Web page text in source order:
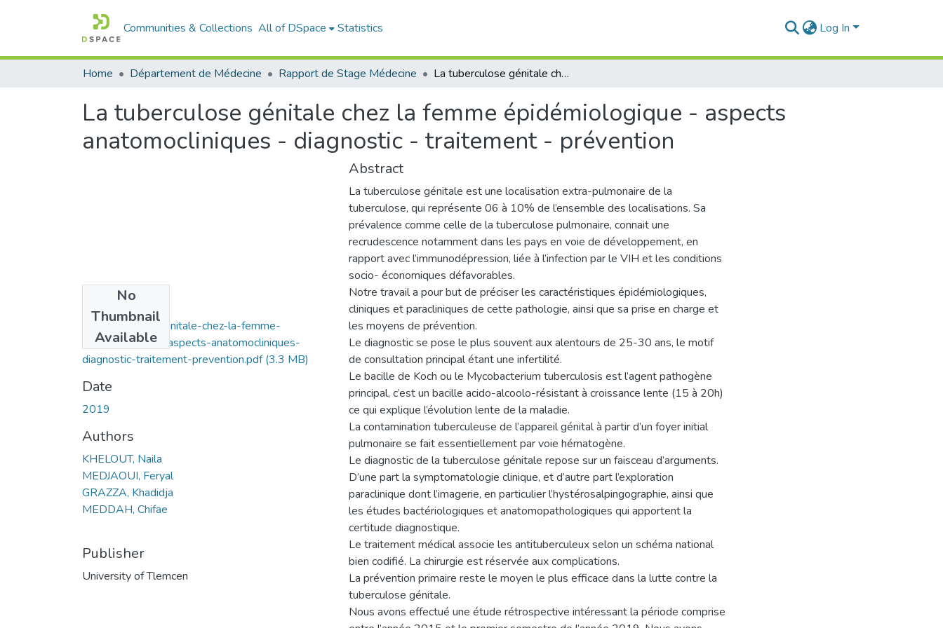
Communities & Collections All of DSpace Statistics Log In
Home Département de Médecine Rapport de Stage Médecine La tuberculose génitale chez la femme épidémiologique - aspects anatomocliniques - diagnostic - traitement - prévention
La tuberculose génitale chez la femme épidémiologique - aspects
anatomocliniques - diagnostic - traitement - prévention
No
Thumbnail
Available
la-tuberculose-genitale-chez-la-femme-
epidemiologique-aspects-anatomocliniques-
diagnostic-traitement-prevention.pdf(3.3 MB)
Date
2019
Authors
KHELOUT, Naila
MEDJAOUI, Feryal
GRAZZA, Khadidja
MEDDAH, Chifae
Publisher
University of Tlemcen
Abstract
La tuberculose génitale est une localisation extra-pulmonaire de la
tuberculose, qui représente 06 à 10% de l’ensemble des localisations. Sa
prévalence comme celle de la tuberculose pulmonaire, connait une
recrudescence notamment dans les pays en voie de développement, en
rapport avec l’immunodépression, liée à l’infection par le VIH et les conditions
socio- économiques défavorables.
Notre travail a pour but de préciser les caractéristiques épidémiologiques,
cliniques et paracliniques de cette pathologie, ainsi que sa prise en charge et
les moyens de prévention.
Le diagnostic se pose le plus souvent aux alentours de 25-30 ans, le motif
de consultation principal étant une infertilité.
Le bacille de Koch ou le Mycobacterium tuberculosis est l’agent pathogène
principal, c’est un bacille acido-alcoolo-résistant à croissance lente (15 à 20h)
ce qui explique l’évolution lente de la maladie.
La contamination tuberculeuse de l’appareil génital à partir d’un foyer initial
pulmonaire se fait essentiellement par voie hématogène.
Le diagnostic de la tuberculose génitale repose sur un faisceau d’arguments.
D’une part la symptomatologie clinique, et d’autre part l’exploration
paraclinique dont l’imagerie, en particulier l’hystérosalpingographie, ainsi que
les études bactériologiques et anatomopathologiques qui apportent la
certitude diagnostique.
Le traitement médical associe les antituberculeux selon un schéma national
bien codifié. La chirurgie est réservée aux complications.
La prévention primaire reste le moyen le plus efficace dans la lutte contre la
tuberculose génitale.
Nous avons effectué une étude rétrospective intéressant la période comprise